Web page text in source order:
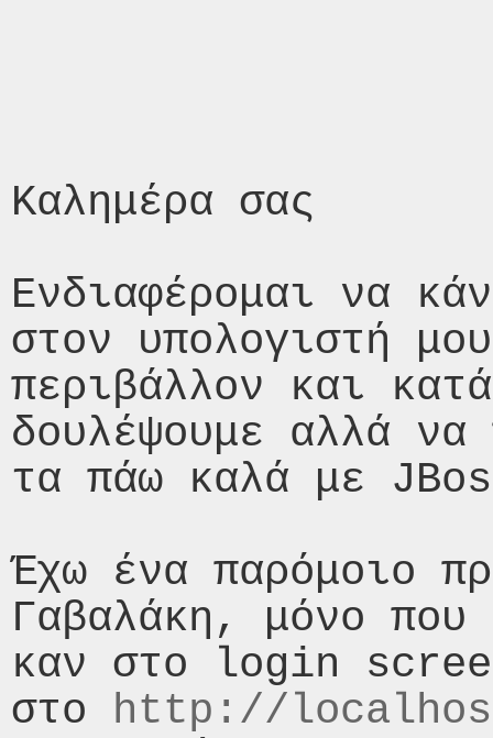
Καλημέρα σας
Ενδιαφέρομαι να
στον υπολογιστή
περιβάλλον και
δουλέψουμε αλλά
τα πάω καλά με
Έχω ένα παρόμοιο
Γαβαλάκη, μόνο
καν στο login
στο http://